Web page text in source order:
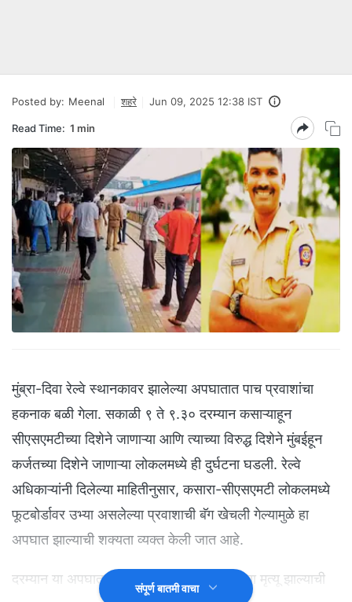
Posted by: Meenal शहरे Jun 09, 2025 12:38 IST
Read Time: 1 min
मुंब्रा-दिवा रेल्वे स्थानकावर झालेल्या अपघातात पाच प्रवाशांचा
हकनाक बळी गेला. सकाळी ९ ते ९.३० दरम्यान कसाऱ्याहून
सीएसएमटीच्या दिशेने जाणाऱ्या आणि त्याच्या विरुद्ध दिशेने मुंबईहून
कर्जतच्या दिशेने जाणाऱ्या लोकलमध्ये ही दुर्घटना घडली. रेल्वे
अधिकाऱ्यांनी दिलेल्या माहितीनुसार, कसारा-सीएसएमटी लोकलमध्ये
फूटबोर्डावर उभ्या असलेल्या प्रवाशाची बॅग खेचली गेल्यामुळे हा
अपघात झाल्याची शक्यता व्यक्त केली जात आहे.
दरम्यान या अपघातात जीआरपी पोलीस कर्मचाऱ्याचा मृत्यू झाल्याची
संपूर्ण बातमी वाचा